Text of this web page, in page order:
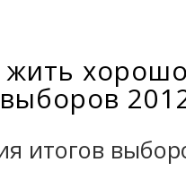
жить
итогов